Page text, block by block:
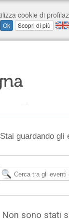
Stai guardando gli
Non sono stati